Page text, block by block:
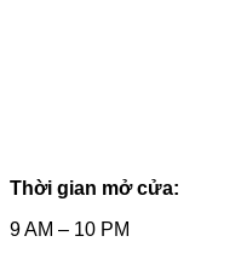
Thời gian mở cửa:
9 AM – 10 PM